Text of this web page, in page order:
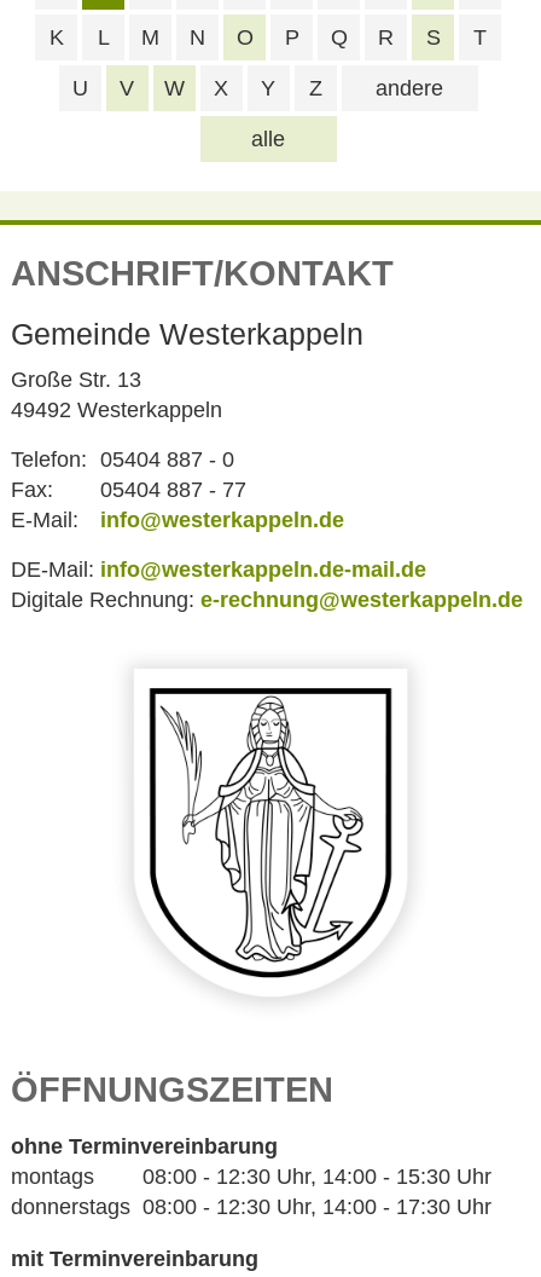
alle
K L M N O P Q R S T
U V W X Y Z andere
ANSCHRIFT/KONTAKT
Gemeinde Westerkappeln
Große Str. 13
49492 Westerkappeln
Telefon: 05404 887 - 0
Fax:
05404 887 - 77
E-Mail:
info@westerkappeln.de
DE-Mail: info@westerkappeln.de-mail.de
Digitale Rechnung: e-rechnung@westerkappeln.de
ÖFFNUNGSZEITEN
ohne Terminvereinbarung
montags 08:00 - 12:30 Uhr, 14:00 - 15:30 Uhr
donnerstags 08:00 - 12:30 Uhr, 14:00 - 17:30 Uhr
mit Terminvereinbarung